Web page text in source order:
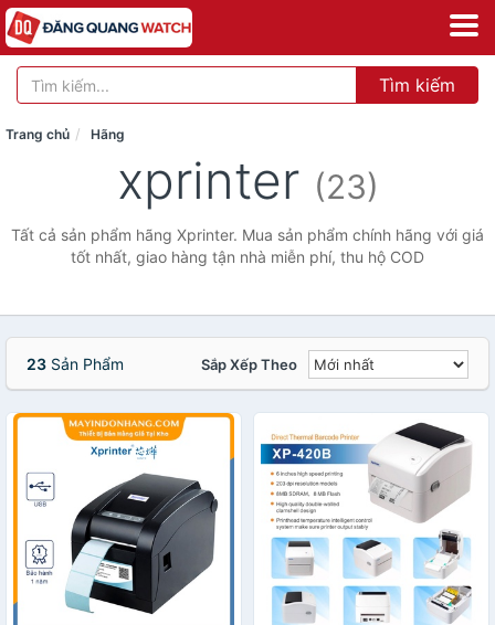
Tìm kiếm
Trang chủ Hãng
xprinter (23)
Tất cả sản phẩm hãng Xprinter. Mua sản phẩm chính hãng với giá
tốt nhất, giao hàng tận nhà miễn phí, thu hộ COD
23 Sản Phẩm Sắp Xếp Theo